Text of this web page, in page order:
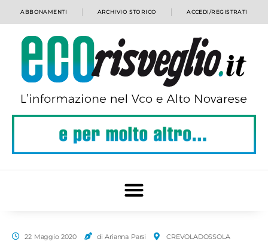
ABBONAMENTI ARCHIVIO STORICO ACCEDI/REGISTRATI
22 Maggio 2020 di Arianna Parsi CREVOLADOSSOLA